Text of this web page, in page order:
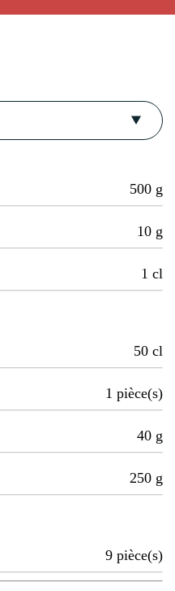
500 g
10 g
1 cl
50 cl
1 pièce(s)
40 g
250 g
9 pièce(s)